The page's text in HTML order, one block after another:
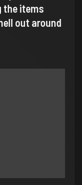
the items
out around